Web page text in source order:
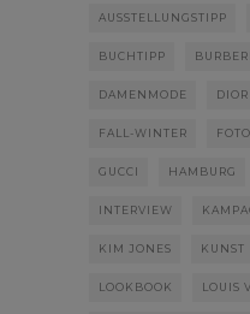
AUSSTELLUNGSTIPP
BUCHTIPP
DAMENMODE DIOR
FALL-WINTER
GUCCI HAMBURG
INTERVIEW
KIM JONES KUNST
LOOKBOOK LOUIS